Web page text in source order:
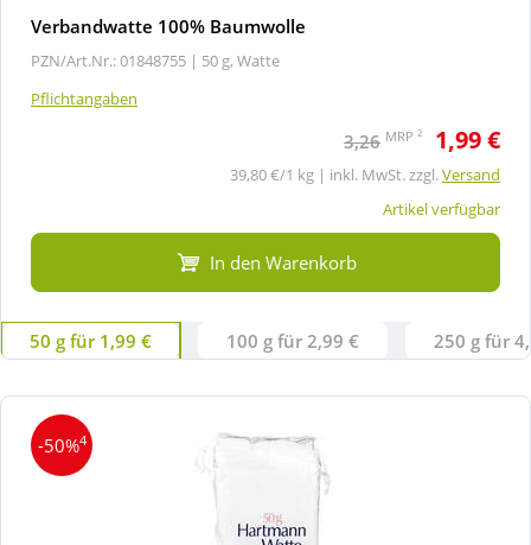
Verbandwatte 100% Baumwolle
PZN/Art.Nr.: 01848755 | 50 g, Watte
Pflichtangaben
3,26 MRP 2 1,99 €
39,80 €/1 kg | inkl. MwSt. zzgl.Versand
Artikel verfügbar
In den Warenkorb
50 g für 1,99 € 100 g für 2,99 € 250 g für
-50%4